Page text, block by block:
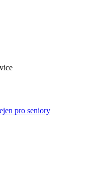
pro seniory